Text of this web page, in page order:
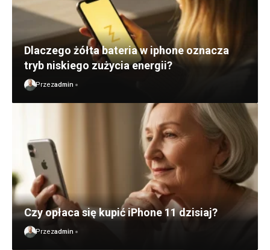
Dlaczego żółta bateria w iphone oznacza
tryb niskiego zużycia energii?
Przezadmin
Czy opłaca się kupić iPhone 11 dzisiaj?
Przezadmin